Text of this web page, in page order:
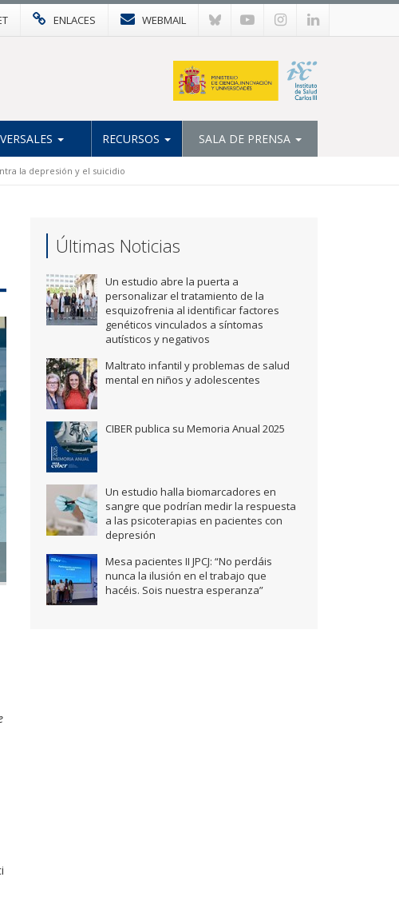
ENLACES WEBMAIL
RECURSOS SALA DE PRENSA
la depresión y el suicidio
Últimas Noticias
Un estudio abre la puerta a
personalizar el tratamiento de la
esquizofrenia al identificar factores
genéticos vinculados a síntomas
autísticos y negativos
Maltrato infantil y problemas de salud
mental en niños y adolescentes
CIBER publica su Memoria Anual 2025
Un estudio halla biomarcadores en
sangre que podrían medir la respuesta
a las psicoterapias en pacientes con
depresión
Mesa pacientes II JPCJ: “No perdáis
nunca la ilusión en el trabajo que
hacéis. Sois nuestra esperanza”